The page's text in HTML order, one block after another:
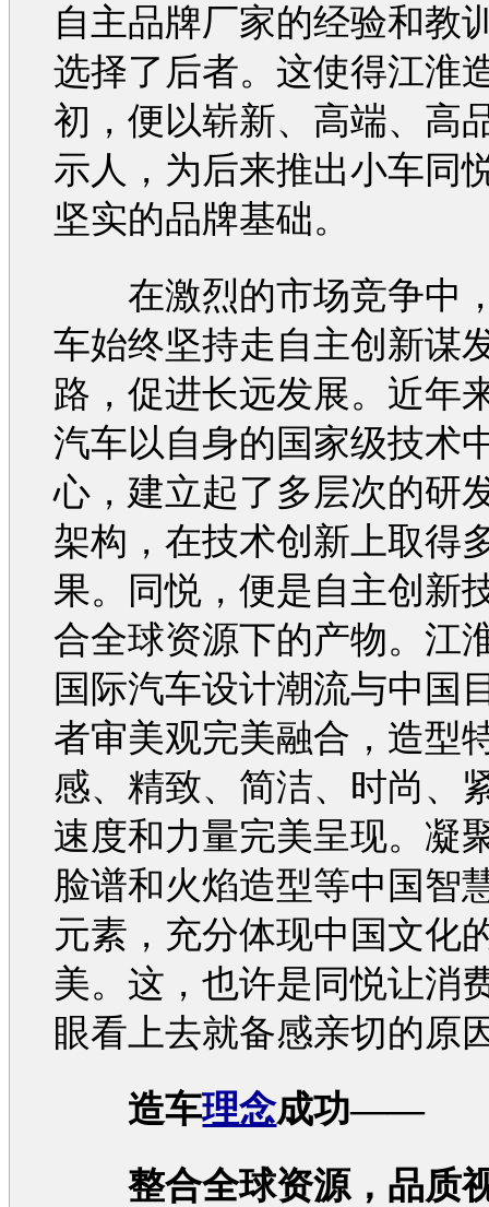
自主品牌厂家的经验和教
选择了后者。这使得江淮
初，便以崭新、高端、高
示人，为后来推出小车同
坚实的品牌基础。
在激烈的市场竞争中
车始终坚持走自主创新谋
路，促进长远发展。近年
汽车以自身的国家级技术
心，建立起了多层次的研
架构，在技术创新上取得
果。
同悦 ，便是自主创新
合全球资源下的产物。江
国际汽车设计潮流与中国
者审美观完美融合，造型
感、精致、简洁、时尚、
速度和力量完美呈现。凝
脸谱和火焰造型等中国智
元素，充分体现中国文化
美。这，也许是 同悦让消
眼看上去就备感亲切的原
造车理念成功——
整合全球资源，品质